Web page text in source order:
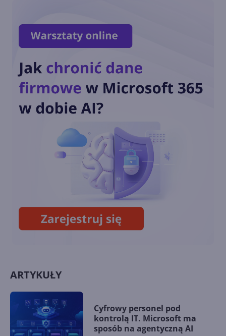
Microsoft ułatwi firmom
zarządzanie aplikacjami
Win32
Inwestycje IT w kierunku
latach 2021-2022. Co wynika z
raportu?
Microsoft Advertising z ofertą
inteligentnych kampanii dla
SMB
ARTYKUŁY
Cyfrowy personel pod
kontrolą IT. Microsoft ma
sposób na agentyczną AI